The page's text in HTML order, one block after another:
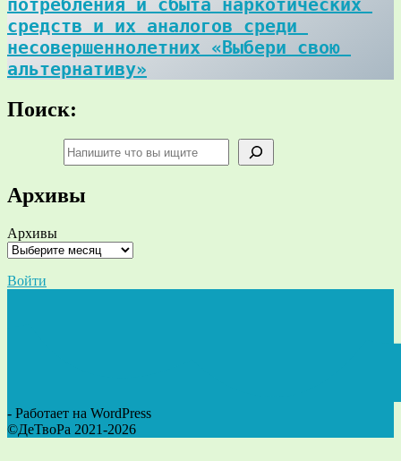
средств и их аналогов среди
несовершеннолетних «Выбери свою
альтернативу»
Поиск:
Архивы
Архивы
Войти
- Работает на WordPress
©ДеТвоРа 2021-2026